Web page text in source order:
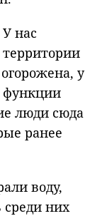
У нас
у
функции
люди сюда
ранее
воду,
них